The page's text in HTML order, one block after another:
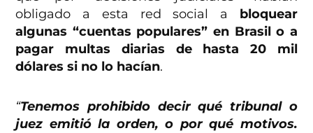
obligado a esta red social a bloquear
algunas “cuentas populares” en Brasil o a
pagar multas diarias de hasta 20 mil
dólares si no lo hacían.
“Tenemos prohibido decir qué tribunal o
juez emitió la orden, o por qué motivos.